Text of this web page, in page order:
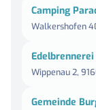
Camping
Walkershofen
Wippenau 2,
Gemeinde